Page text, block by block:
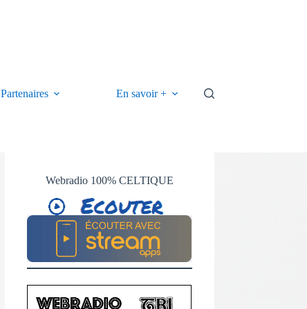
Partenaires En savoir +
Webradio 100% CELTIQUE